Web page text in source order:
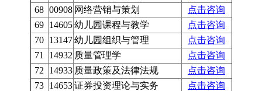
68 00908 网络营销与策划
点击咨询
69 14605 幼儿园课程与教学
点击咨询
70 13147 幼儿园组织与管理
点击咨询
71
14932 质量管理学
点击咨询
72
14933 质量政策及法律法规
点击咨询
73 14653 证券投资理论与实务
点击咨询